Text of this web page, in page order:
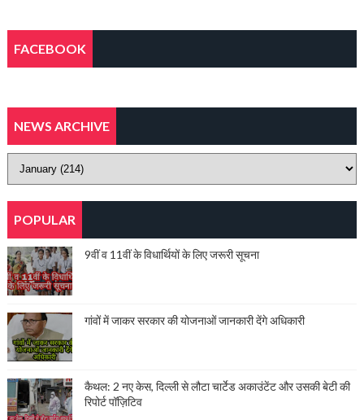
FACEBOOK
NEWS ARCHIVE
POPULAR
9वीं व 11वीं के विधार्थियों के लिए जरूरी सूचना
गांवों में जाकर सरकार की योजनाओं जानकारी देंगे अधिकारी
कैथल: 2 नए केस, दिल्ली से लौटा चार्टेड अकाउंटेंट और उसकी बेटी की
रिपोर्ट पॉज़िटिव